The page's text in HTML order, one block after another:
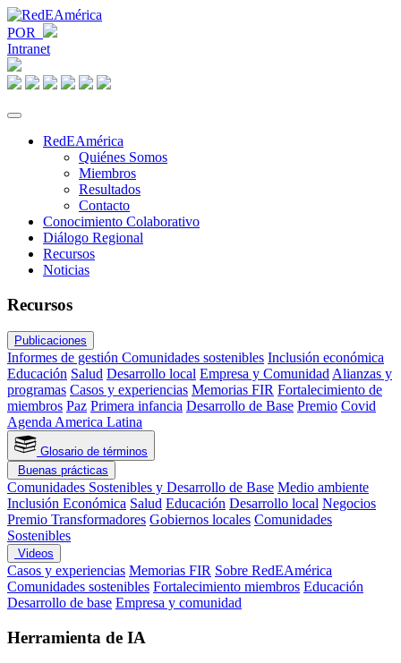
POR
Intranet
RedEAmérica
Quiénes Somos
Miembros
Resultados
Contacto
Conocimiento Colaborativo
Diálogo Regional
Recursos
Noticias
Recursos
Publicaciones
Informes de gestión Comunidades sostenibles Inclusión económica
Educación Salud Desarrollo local Empresa y ComunidadAlianzas y
programas Casos y experiencias Memorias FIR Fortalecimiento de
miembros Paz Primera infancia Desarrollo de Base Premio Covid
Agenda America Latina
Glosario de términos
Buenas prácticas
Comunidades Sostenibles y Desarrollo de Base Medio ambiente
Inclusión Económica Salud Educación Desarrollo local Negocios
Premio Transformadores Gobiernos locales Comunidades
Sostenibles
Videos
Casos y experiencias Memorias FIR Sobre RedEAmérica
Comunidades sostenibles Fortalecimiento miembros Educación
Desarrollo de base Empresa y comunidad
Herramienta de IA